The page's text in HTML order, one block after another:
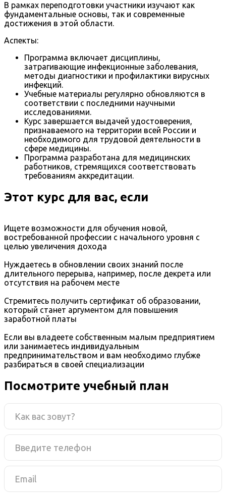
В рамках переподготовки участники изучают как
фундаментальные основы, так и современные
достижения в этой области.
Аспекты:
Программа включает дисциплины,
затрагивающие инфекционные заболевания,
методы диагностики и профилактики вирусных
инфекций.
Учебные материалы регулярно обновляются в
соответствии с последними научными
исследованиями.
Курс завершается выдачей удостоверения,
признаваемого на территории всей России и
необходимого для трудовой деятельности в
сфере медицины.
Программа разработана для медицинских
работников, стремящихся соответствовать
требованиям аккредитации.
Этот курс для вас, если
Ищете возможности для обучения новой,
востребованной профессии с начального уровня с
целью увеличения дохода
Нуждаетесь в обновлении своих знаний после
длительного перерыва, например, после декрета или
отсутствия на рабочем месте
Стремитесь получить сертификат об образовании,
который станет аргументом для повышения
заработной платы
Если вы владеете собственным малым предприятием
или занимаетесь индивидуальным
предпринимательством и вам необходимо глубже
разбираться в своей специализации
Посмотрите учебный план